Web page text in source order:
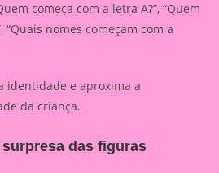
começa com a letra A?”, “Quem
“Quais nomes começam com a
identidade e aproxima a
da criança.
das figuras